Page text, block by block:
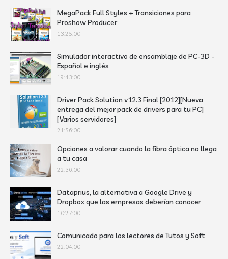
MegaPack Full Styles + Transiciones para
Proshow Producer
13:25:00
Simulador interactivo de ensamblaje de PC-3D -
Español e inglés
19:43:00
Driver Pack Solution v12.3 Final [2012][Nueva
entrega del mejor pack de drivers para tu PC]
[Varios servidores]
21:56:00
Opciones a valorar cuando la fibra óptica no llega
a tu casa
22:36:00
Dataprius, la alternativa a Google Drive y
Dropbox que las empresas deberían conocer
10:27:00
Comunicado para los lectores de Tutos y Soft
22:04:00